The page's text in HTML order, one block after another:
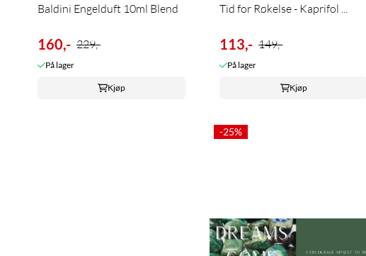
Baldini Engelduft 10ml Blend
160,- 229,-
På lager
Kjøp
Tid for Røkelse - Kaprifol ...
113,- 149,-
På lager
Kjøp
-25%